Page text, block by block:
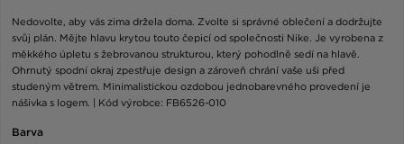
Nedovolte, aby vás zima držela doma. Zvolte si správné oblečení a dodržujte
svůj plán. Mějte hlavu krytou touto čepicí od společnosti Nike. Je vyrobena z
měkkého úpletu s žebrovanou strukturou, který pohodlně sedí na hlavě.
Ohrnutý spodní okraj zpestřuje design a zároveň chrání vaše uši před
studeným větrem. Minimalistickou ozdobou jednobarevného provedení je
nášivka s logem. | Kód výrobce: FB6526-010
Barva